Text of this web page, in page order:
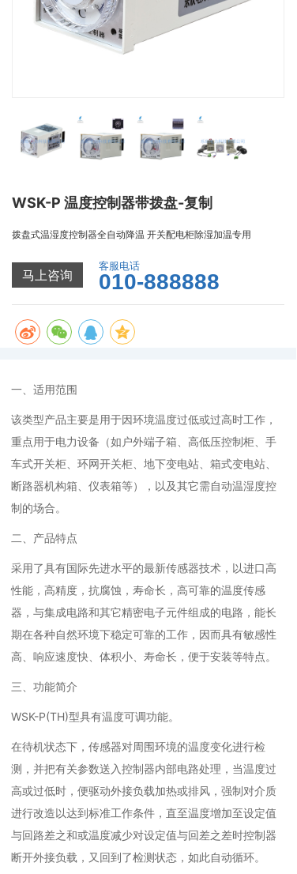
WSK-P 温度控制器带拨盘-复制
拨盘式温湿度控制器全自动降温 开关配电柜除湿加温专用
马上咨询
客服电话
010-888888
一、适用范围
该类型产品主要是用于因环境温度过低或过高时工作，
重点用于电力设备（如户外端子箱、高低压控制柜、手
车式开关柜、环网开关柜、地下变电站、箱式变电站、
断路器机构箱、仪表箱等），以及其它需自动温湿度控
制的场合。
二、产品特点
采用了具有国际先进水平的最新传感器技术，以进口高
性能，高精度，抗腐蚀，寿命长，高可靠的温度传感
器，与集成电路和其它精密电子元件组成的电路，能长
期在各种自然环境下稳定可靠的工作，因而具有敏感性
高、响应速度快、体积小、寿命长，便于安装等特点。
三、功能简介
WSK-P(TH)型具有温度可调功能。
在待机状态下，传感器对周围环境的温度变化进行检
测，并把有关参数送入控制器内部电路处理，当温度过
高或过低时，便驱动外接负载加热或排风，强制对介质
进行改造以达到标准工作条件，直至温度增加至设定值
与回路差之和或温度减少对设定值与回差之差时控制器
断开外接负载，又回到了检测状态，如此自动循环。